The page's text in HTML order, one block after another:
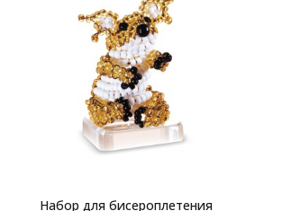
Набор для бисероплетения